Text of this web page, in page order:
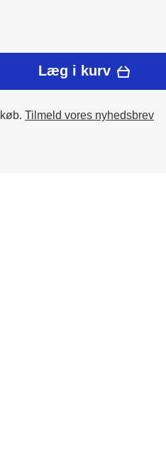
Læg i kurv
Tilmeld vores nyhedsbrev